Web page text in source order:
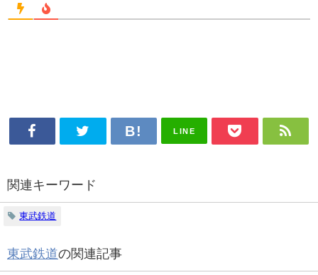
LINE
関連キーワード
東武鉄道
東武鉄道の関連記事